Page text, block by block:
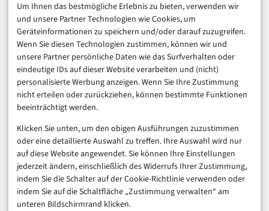
Um Ihnen das bestmögliche Erlebnis zu bieten, verwenden wir
und unsere Partner Technologien wie Cookies, um
Geräteinformationen zu speichern und/oder darauf zuzugreifen.
Wenn Sie diesen Technologien zustimmen, können wir und
unsere Partner persönliche Daten wie das Surfverhalten oder
eindeutige IDs auf dieser Website verarbeiten und (nicht)
personalisierte Werbung anzeigen. Wenn Sie Ihre Zustimmung
nicht erteilen oder zurückziehen, können bestimmte Funktionen
beeinträchtigt werden.
Klicken Sie unten, um den obigen Ausführungen zuzustimmen
oder eine detaillierte Auswahl zu treffen. Ihre Auswahl wird nur
auf diese Website angewendet. Sie können Ihre Einstellungen
jederzeit ändern, einschließlich des Widerrufs Ihrer Zustimmung,
indem Sie die Schalter auf der Cookie-Richtlinie verwenden oder
indem Sie auf die Schaltfläche „Zustimmung verwalten“ am
unteren Bildschirmrand klicken.
SEO wird dadurch nicht weniger messbar. Es wird nur
weniger bequem messbar.
Regel sieben: Nicht jeder
Content verdient Rettung
Der AI Mode trifft nicht alle Inhalte gleich. Einfache
Definitionen, austauschbare Ratgeber und generische
Zusammenfassungen sind am leichtesten ersetzbar.
Wer nur schreibt, was überall schon steht, liefert KI-